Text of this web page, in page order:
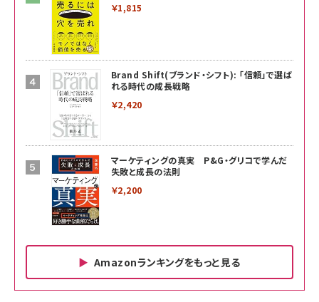
￥1,815
Brand Shift(ブランド・シフト): 「信頼」で選ば
れる時代の成長戦略
￥2,420
マーケティングの真実 P&G・グリコで学んだ
失敗と成長の法則
￥2,200
Amazonランキングをもっと見る